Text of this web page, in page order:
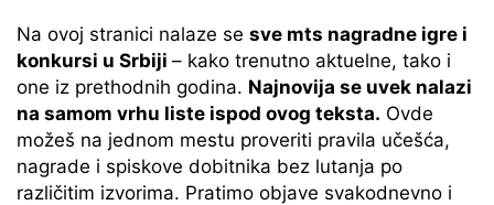
Na ovoj stranici nalaze se sve mts nagradne igre i
konkursi u Srbiji – kako trenutno aktuelne, tako i
one iz prethodnih godina. Najnovija se uvek nalazi
na samom vrhu liste ispod ovog teksta. Ovde
možeš na jednom mestu proveriti pravila učešća,
nagrade i spiskove dobitnika bez lutanja po
različitim izvorima. Pratimo objave svakodnevno i